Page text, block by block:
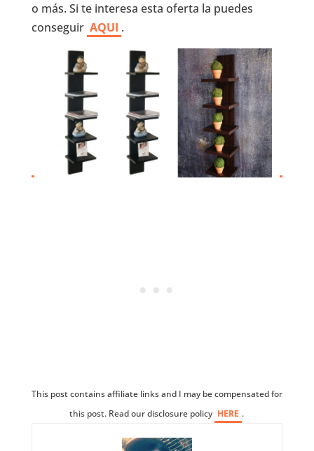
o más. Si te interesa esta oferta la puedes
conseguir AQUI .
This post contains affiliate links and I may be compensated for
this post. Read our disclosure policy HERE .